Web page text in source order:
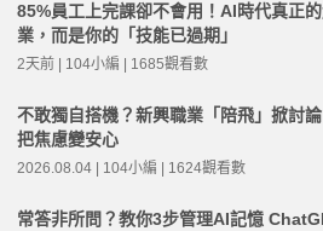
85%員工上完課卻不會用！AI時代真正
業，而是你的「技能已過期」
2天前 | 104小編 | 1685觀看數
不敢獨自搭機？新興職業「陪飛」掀討論
把焦慮變安心
2026.08.04 | 104小編 | 1624觀看數
常答非所問？教你3步管理AI記憶